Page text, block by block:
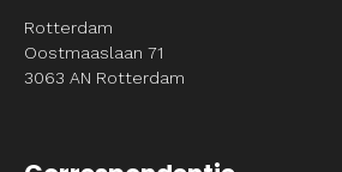
Rotterdam
Oostmaaslaan 71
3063 AN Rotterdam